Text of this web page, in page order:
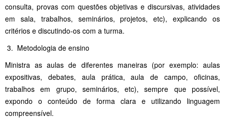
consulta, provas com questões objetivas e discursivas, atividades
em sala, trabalhos, seminários, projetos, etc), explicando os
critérios e discutindo-os com a turma.
3. Metodologia de ensino
Ministra as aulas de diferentes maneiras (por exemplo: aulas
expositivas, debates, aula prática, aula de campo, oficinas,
trabalhos em grupo, seminários, etc), sempre que possível,
expondo o conteúdo de forma clara e utilizando linguagem
compreensível.